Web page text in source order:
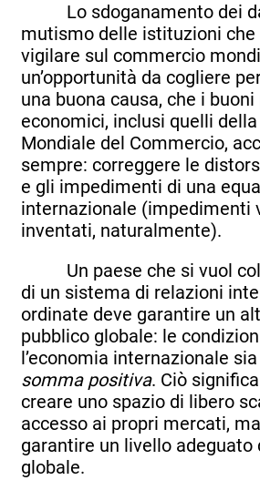
Lo sdoganamento dei
mutismo delle istituzioni che
vigilare sul commercio
un’opportunità da cogliere
una buona causa, che i
economici, inclusi quelli
Mondiale del Commercio,
sempre: correggere le
e gli impedimenti di una
internazionale (impedimenti
inventati, naturalmente).
Un paese che si vuol
di un sistema di relazioni
ordinate deve garantire un
pubblico globale: le
l’economia internazionale
somma positiva. Ciò
creare uno spazio di libero
accesso ai propri mercati,
garantire un livello adeguato
globale.